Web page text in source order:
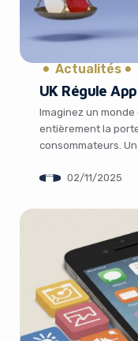
Actualités
UK Régule
Imaginez un
entièrement la
consommateurs.
dictées par Apple et
mobiles actuels.
02/11/2025